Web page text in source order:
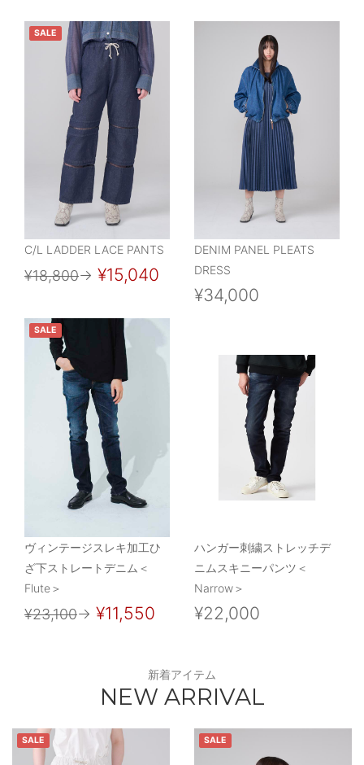
SALE
C/L LADDER LACE PANTS
¥18,800→ ¥15,040
DENIM PANEL PLEATS
DRESS
¥34,000
SALE
ヴィンテージスレキ加工ひ
ざ下ストレートデニム＜
Flute＞
¥23,100→ ¥11,550
ハンガー刺繍ストレッチデ
ニムスキニーパンツ＜
Narrow＞
¥22,000
新着アイテム
NEW ARRIVAL
SALE SALE